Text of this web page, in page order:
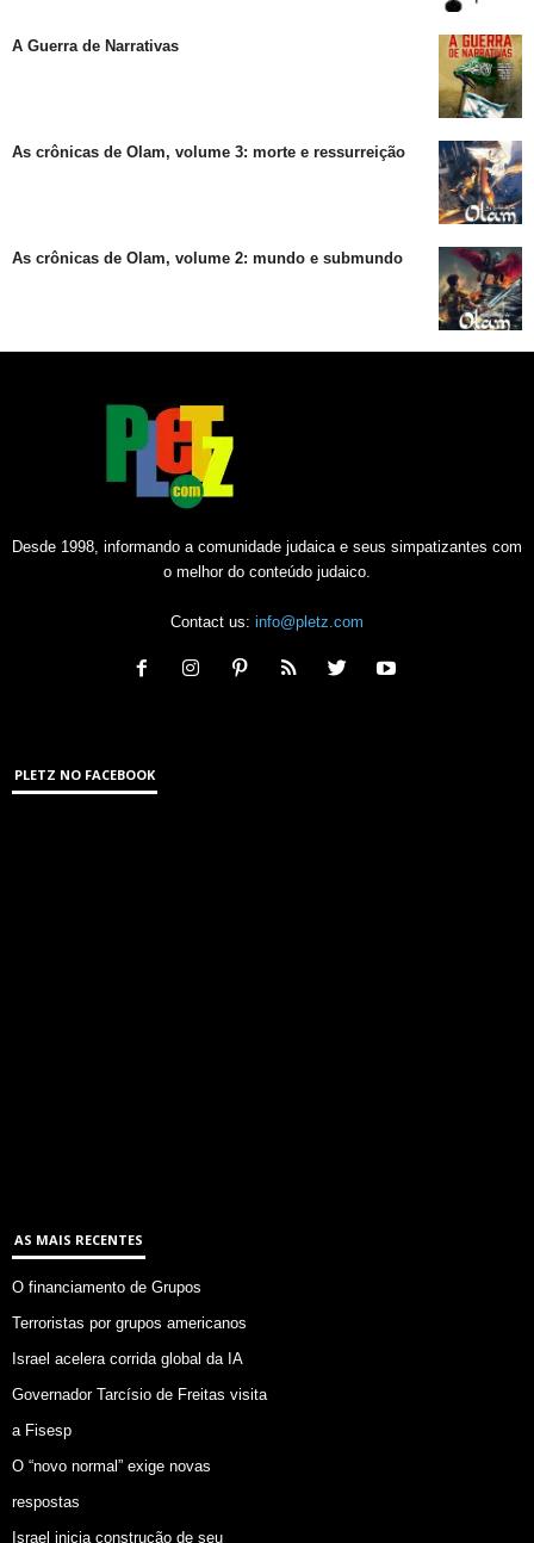
A Guerra de Narrativas
As crônicas de Olam, volume 3: morte e ressurreição
As crônicas de Olam, volume 2: mundo e submundo
Desde 1998, informando a comunidade judaica e seus simpatizantes com
o melhor do conteúdo judaico.
Contact us: info@pletz.com
PLETZ NO FACEBOOK
AS MAIS RECENTES
O financiamento de Grupos
Terroristas por grupos americanos
Israel acelera corrida global da IA
Governador Tarcísio de Freitas visita
a Fisesp
O “novo normal” exige novas
respostas
Israel inicia construção de seu